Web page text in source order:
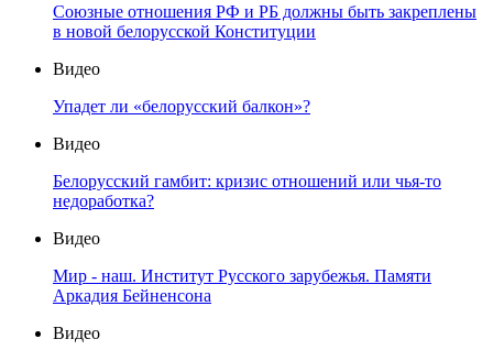
Союзные отношения РФ и РБ должны быть закреплены
в новой белорусской Конституции
Видео
Упадет ли «белорусский балкон»?
Видео
Белорусский гамбит: кризис отношений или чья-то
недоработка?
Видео
Мир - наш. Институт Русского зарубежья. Памяти
Аркадия Бейненсона
Видео